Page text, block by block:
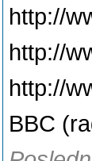
http://
http://
http://
BBC